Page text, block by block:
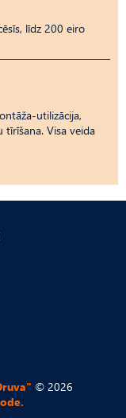
līdz 200 eiro
utilizācija,
tīrīšana. Visa veida
© 2026